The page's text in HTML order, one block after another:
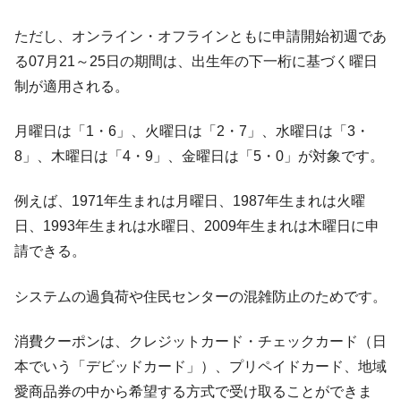
『Money1』
韓国政府「ニセＫ-ブランドを通報しようキ
ぎ」では。
『Money1』
韓国鉄鋼最大手『POSCO』ズブズブ沈む。
『Money1』
米国下院「韓国の公務員個人をターゲット
にぶん殴る法案」提出！⇒ クーパン問題は合衆国企業に対
する差別。許してはおかぬ
他人事のような発言。
業績「史上最高益」当期純利益は前年同期比13.4倍に。
『Money1』
韓国･加徳島新国際空港「またも暗礁」の危
機 ⇒ 10.7兆では損が出るからできない。
ただし、オンライン・オフラインともに申請開始初週であ
る07月21～25日の期間は、出生年の下一桁に基づく曜日
制が適用される。
月曜日は「1・6」、火曜日は「2・7」、水曜日は「3・
8」、木曜日は「4・9」、金曜日は「5・0」が対象です。
例えば、1971年生まれは月曜日、1987年生まれは火曜
日、1993年生まれは水曜日、2009年生まれは木曜日に申
請できる。
システムの過負荷や住民センターの混雑防止のためです。
消費クーポンは、クレジットカード・チェックカード（日
本でいう「デビッドカード」）、プリペイドカード、地域
愛商品券の中から希望する方式で受け取ることができま